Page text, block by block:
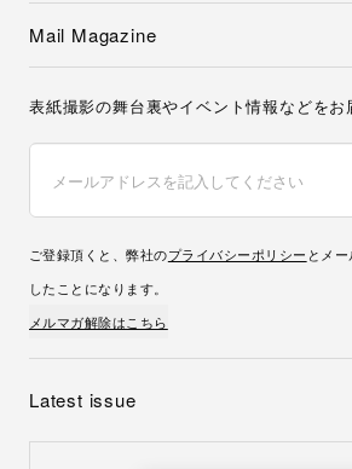
Mail Magazine
表紙撮影の舞台裏やイベント情報などをお
ご登録頂くと、弊社のプライバシーポリシー とメ
したことになります。
メルマガ解除はこちら
Latest issue